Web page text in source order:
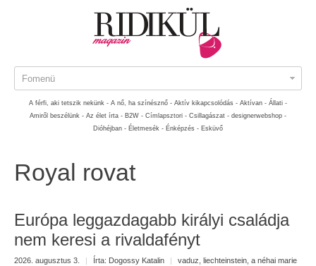
Fomenü
A férfi, aki tetszik nekünk - A nő, ha színésznő - Aktív kikapcsolódás - Aktívan - Állati -
Amiről beszélünk - Az élet írta - B2W - Címlapsztori - Csillagászat - designerwebshop -
Dióhéjban - Életmesék - Énképzés - Esküvő
Royal rovat
Európa leggazdagabb királyi családja
nem keresi a rivaldafényt
2026. augusztus 3. | Írta: Dogossy Katalin | vaduz liechteinstein a néhai marie